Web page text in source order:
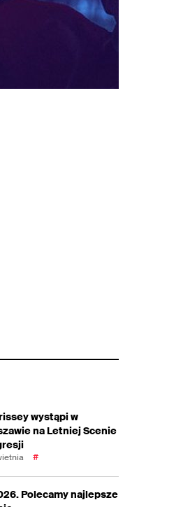
wystąpi w
na Letniej Scenie
#
Polecamy najlepsze